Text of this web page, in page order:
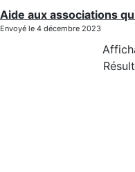
Aide aux associations
Envoyé le 4 décembre 2023